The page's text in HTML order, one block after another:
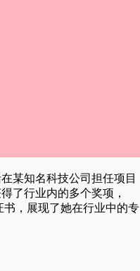
某知名科技公司担任项目
了行业内的多个奖项，
书，展现了她在行业中的专